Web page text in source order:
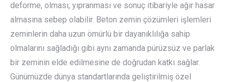
deforme, olması, yıpranması ve sonuç itibariyle ağır hasar
almasına sebep olabilir. Beton zemin çözümleri işlemleri
zeminlerin daha uzun ömürlü bir dayanıklılığa sahip
olmalarını sağladığı gibi aynı zamanda pürüzsüz ve parlak
bir zeminin elde edilmesine de doğrudan katkı sağlar.
Günümüzde dünya standartlarında geliştirilmiş özel